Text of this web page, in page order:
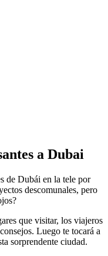
a Dubai
de Dubái en la tele por
descomunales, pero
que visitar, los viajeros
Luego te tocará a
sorprendente ciudad.